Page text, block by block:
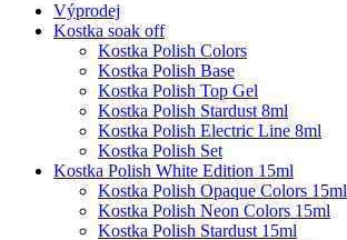
Výprodej
Kostka soak off
Kostka Polish Colors
Kostka Polish Base
Kostka Polish Top Gel
Kostka Polish Stardust 8ml
Kostka Polish Electric Line 8ml
Kostka Polish Set
Kostka Polish White Edition 15ml
Kostka Polish Opaque Colors 15ml
Kostka Polish Neon Colors 15ml
Kostka Polish Stardust 15ml